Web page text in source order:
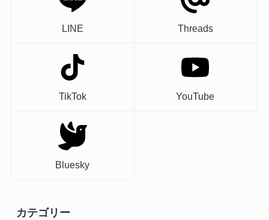
LINE Threads
TikTok YouTube
Bluesky
カテゴリー